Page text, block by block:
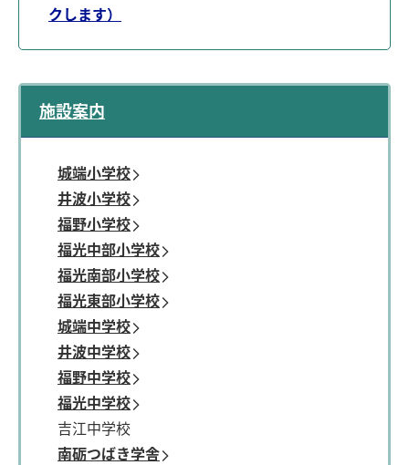
クします）
施設案内
城端小学校
井波小学校
福野小学校
福光中部小学校
福光南部小学校
福光東部小学校
城端中学校
井波中学校
福野中学校
福光中学校
吉江中学校
南砺つばき学舎